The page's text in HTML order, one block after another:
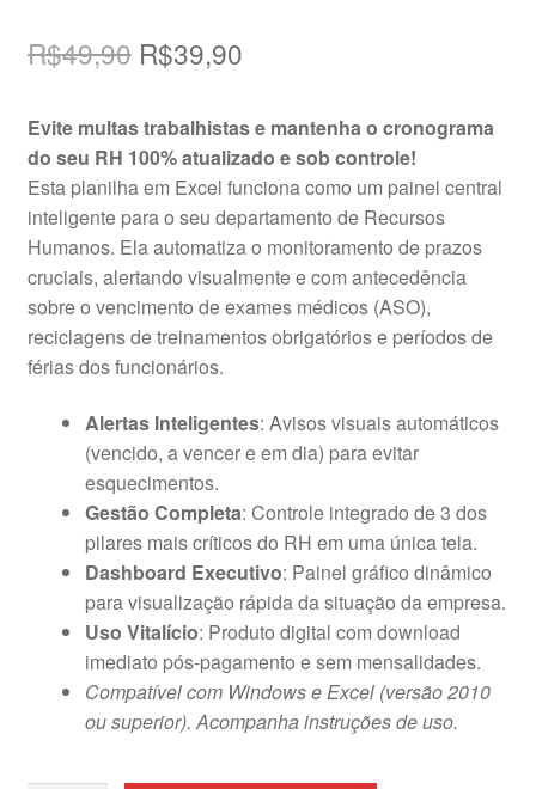
R$49,90 O
original
era:
R$49,90.
R$39,90O
atual
é:
R$39,90.
Evite multas trabalhistas e mantenha o cronograma
do seu RH 100% atualizado e sob controle!
Esta planilha em Excel funciona como um painel central
inteligente para o seu departamento de Recursos
Humanos. Ela automatiza o monitoramento de prazos
cruciais, alertando visualmente e com antecedência
sobre o vencimento de exames médicos (ASO),
reciclagens de treinamentos obrigatórios e períodos de
férias dos funcionários.
Alertas Inteligentes: Avisos visuais automáticos
(vencido, a vencer e em dia) para evitar
esquecimentos.
Gestão Completa: Controle integrado de 3 dos
pilares mais críticos do RH em uma única tela.
Dashboard Executivo: Painel gráfico dinâmico
para visualização rápida da situação da empresa.
Uso Vitalício: Produto digital com download
imediato pós-pagamento e sem mensalidades.
Compatível com Windows e Excel (versão 2010
ou superior). Acompanha instruções de uso.